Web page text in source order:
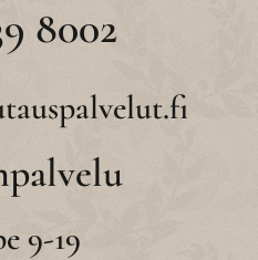
8002
9-19